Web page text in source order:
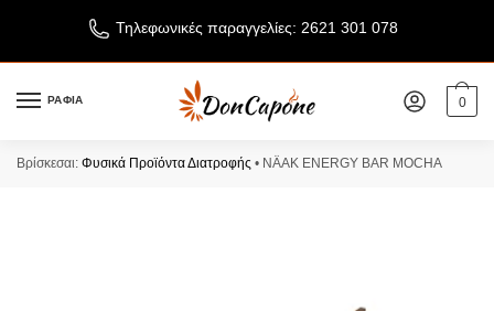
Τηλεφωνικές παραγγελίες: 2621 301 078
ΡΑΦΙΑ 0
Βρίσκεσαι: Φυσικά Προϊόντα Διατροφής • NÄAK ENERGY BAR MOCHA